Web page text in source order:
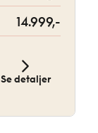
14.999,-
Se detaljer